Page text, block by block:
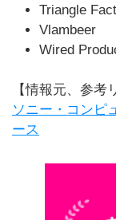
Triangle
Vlambeer
Wired
【情報元、参考
ソニー・コンピ
ース